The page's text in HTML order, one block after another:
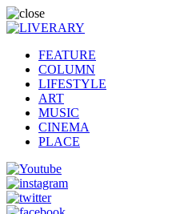
FEATURE
COLUMN
LIFESTYLE
ART
MUSIC
CINEMA
PLACE